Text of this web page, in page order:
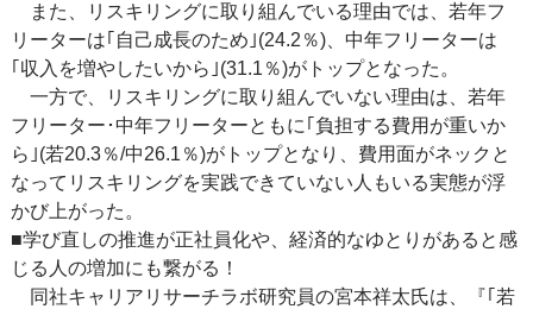
また、リスキリングに取り組んでいる理由では、若年フ
リーターは｢自己成長のため｣(24.2％)、中年フリーターは
｢収入を増やしたいから｣(31.1％)がトップとなった。
一方で、リスキリングに取り組んでいない理由は、若年
フリーター･中年フリーターともに｢負担する費用が重いか
ら｣(若20.3％/中26.1％)がトップとなり、費用面がネックと
なってリスキリングを実践できていない人もいる実態が浮
かび上がった。
■学び直しの推進が正社員化や、経済的なゆとりがあると感
じる人の増加にも繋がる！
同社キャリアリサーチラボ研究員の宮本祥太氏は、『｢若